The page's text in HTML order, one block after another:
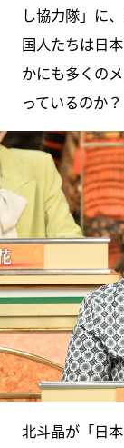
し協力隊」に
国人たちは日
かにも多くの
っているのか？
北斗晶が「日